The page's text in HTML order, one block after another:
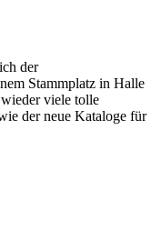
der
Stammplatz in Halle
viele tolle
der neue Kataloge für